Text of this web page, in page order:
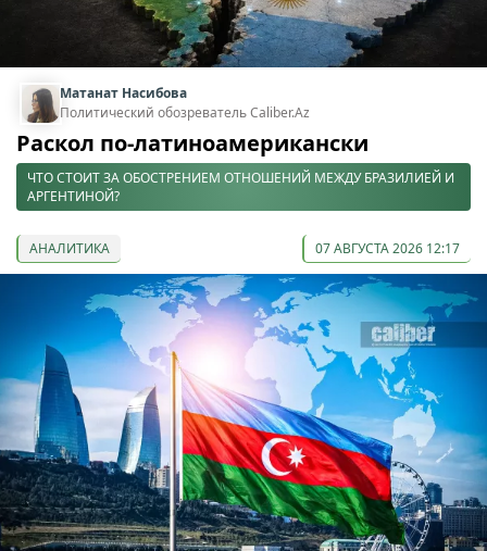
Матанат Насибова
Политический обозреватель Caliber.Az
Раскол по-латиноамерикански
ЧТО СТОИТ ЗА ОБОСТРЕНИЕМ ОТНОШЕНИЙ МЕЖДУ БРАЗИЛИЕЙ И
АРГЕНТИНОЙ?
АНАЛИТИКА 07 АВГУСТА 2026 12:17